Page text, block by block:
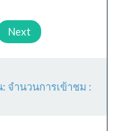
Next
ำนวนการเข้าชม :